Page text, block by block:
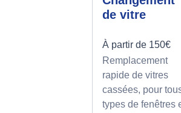
de vitre
À partir de 150€
Remplacement
rapide de vitres
cassées, pour
types de fenêtres